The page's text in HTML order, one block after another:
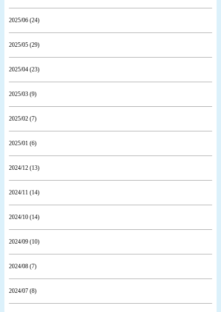
2025/06 (24)
2025/05 (29)
2025/04 (23)
2025/03 (9)
2025/02 (7)
2025/01 (6)
2024/12 (13)
2024/11 (14)
2024/10 (14)
2024/09 (10)
2024/08 (7)
2024/07 (8)